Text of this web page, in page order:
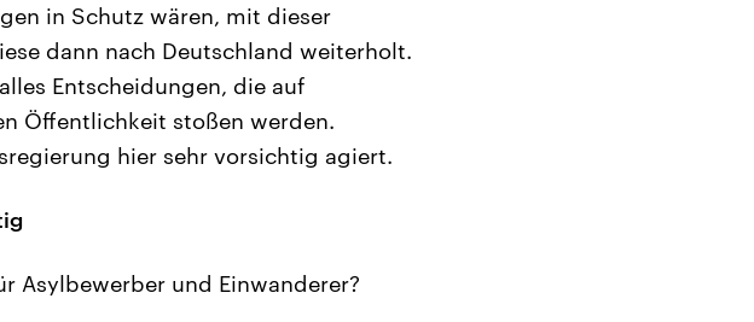
in Schutz wären, mit dieser
dann nach Deutschland weiterholt.
Entscheidungen, die auf
Öffentlichkeit stoßen werden.
hier sehr vorsichtig agiert.
Asylbewerber und Einwanderer?